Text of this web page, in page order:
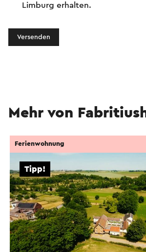
Limburg erhalten.
Versenden
Mehr von
Tipp!
Ferienwohnung